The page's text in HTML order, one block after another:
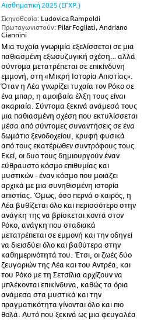
Αισθηματική 2025 (ΕΓΧΡ.)
Σκηνοθεσία: Ludovica Rampoldi
Πρωταγωνιστούν: Pilar Fogliati, Andriano
Giannini
Μια τυχαία γνωριμία εξελίσσεται σε μια
παθιασμένη εξωσυζυγική σχέση… αλλά
σύντομα μετατρέπεται σε επικίνδυνη
εμμονή, στη «Μικρή Ιστορία Απιστίας».
Όταν η Λέα γνωρίζει τυχαία τον Ρόκο σε
ένα μπαρ, η αμοιβαία έλξη τους είναι
ακαριαία. Σύντομα ξεκινά ανάμεσά τους
μια παθιασμένη σχέση που εκτυλίσσεται
μέσα από σύντομες συναντήσεις σε ένα
δωμάτιο ξενοδοχείου, κρυφή φυσικά
από τους εκατέρωθεν συντρόφους τους.
Εκεί, οι δυο τους δημιουργούν έναν
εύθραυστο κόσμο επιθυμίας και
μυστικών - έναν κόσμο που μοιάζει
αρχικά με μια συνηθισμένη ιστορία
απιστίας. Όμως, όσο περνά ο καιρός, η
Λέα βυθίζεται όλο και περισσότερο στην
ανάγκη της να βρίσκεται κοντά στον
Ρόκο, ανάγκη που σταδιακά
μετατρέπεται σε εμμονή και την οδηγεί
να διεισδύει όλο και βαθύτερα στην
καθημερινότητά του. Έτσι, οι ζωές δύο
ζευγαριών της Λέα και του Αντρέα, και
του Ρόκο με τη Σετσίλια αρχίζουν να
μπλέκονται επικίνδυνα, καθώς τα όρια
ανάμεσα στα μυστικά και την
πραγματικότητα γίνονται όλο και πιο
θολά. Αυτό που ξεκινά ως μια φευγαλέα